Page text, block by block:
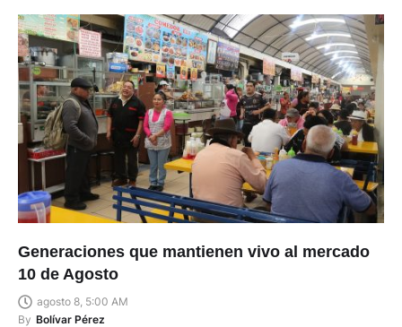
Generaciones que mantienen vivo al mercado
10 de Agosto
agosto 8, 5:00 AM
By Bolívar Pérez